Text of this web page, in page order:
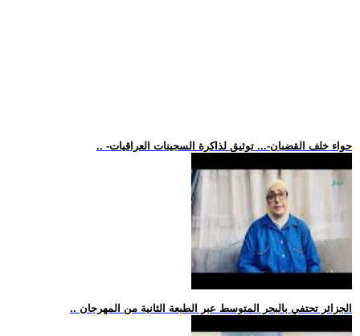
.. -حواء خلف القضبان-... توثيق لذاكرة السجينات العراقيات
.. الجزائر تحتفي بالبحر المتوسط عبر الطبعة الثانية من المهرجان